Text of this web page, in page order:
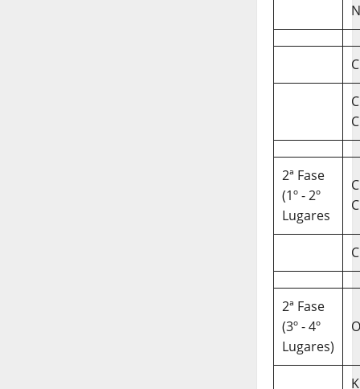
C
2ª Fase
(1º - 2º
Lugares
C
2ª Fase
(3º - 4º
Lugares)